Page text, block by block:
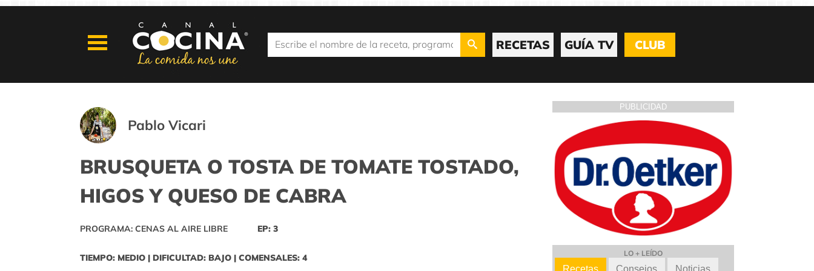
RECETAS GUÍA TV CLUB
Pablo Vicari
BRUSQUETA O TOSTA DE TOMATE TOSTADO,
HIGOS Y QUESO DE CABRA
PROGRAMA: CENAS AL AIRE LIBRE EP: 3
TIEMPO: MEDIO | DIFICULTAD: BAJO | COMENSALES: 4
PUBLICIDAD
LO + LEÍDO